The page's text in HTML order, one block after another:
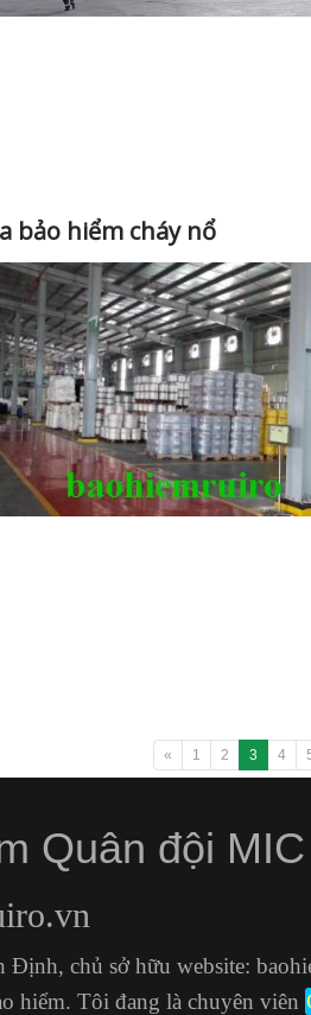
bảo hiểm cháy nổ
« 1 2 3 4
Quân đội MIC
Định, chủ sở hữu website:
hiểm. Tôi đang là chuyên viên